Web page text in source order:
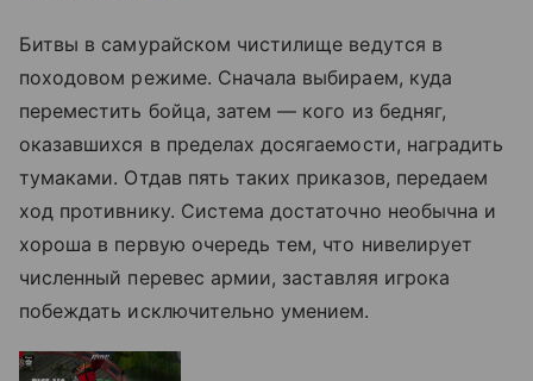
Битвы в самурайском чистилище ведутся в
походовом режиме. Сначала выбираем, куда
переместить бойца, затем — кого из бедняг,
оказавшихся в пределах досягаемости, наградить
тумаками. Отдав пять таких приказов, передаем
ход противнику. Система достаточно необычна и
хороша в первую очередь тем, что нивелирует
численный перевес армии, заставляя игрока
побеждать исключительно умением.